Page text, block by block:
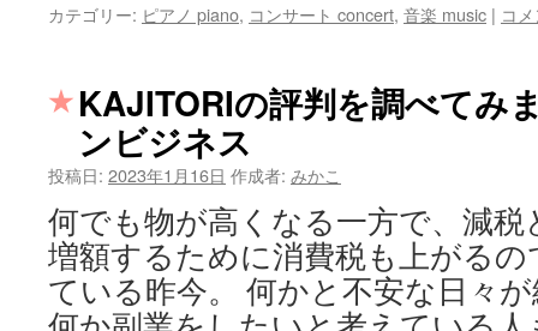
カテゴリー: ピアノ piano, コンサート concert, 音楽 music | コ
KAJITORIの評判を調べてみ
ンビジネス
投稿日: 2023年1月16日 作成者: みかこ
何でも物が高くなる一方で、減
増額するために消費税も上がる
ている昨今。 何かと不安な日々